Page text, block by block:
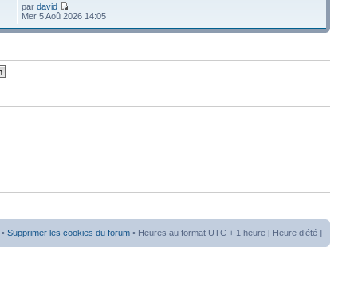
pardavid
Mer 5 Aoû 2026 14:05
• Supprimer les cookies du forum • Heures au format UTC + 1 heure [ Heure d’été ]